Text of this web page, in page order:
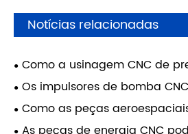
Notícias relacionadas
Como a usinagem CNC de
futuro das peças automotivas?
Os impulsores de bomba
sistemas de manuseio de
eficiência na indústria
Como as peças
precisão podem aumentar a